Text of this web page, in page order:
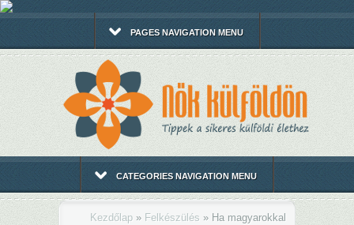
PAGES NAVIGATION MENU
CATEGORIES NAVIGATION MENU
Kezdőlap » Felkészülés » Ha magyarokkal